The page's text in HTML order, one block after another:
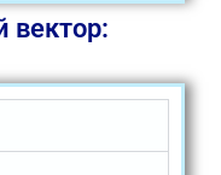
вектор: